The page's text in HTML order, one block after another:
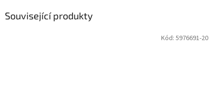
Související produkty
Kód: 5976691-20